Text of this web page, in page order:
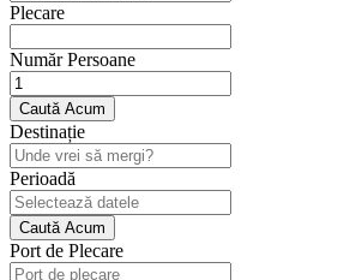
Plecare
Număr Persoane
Caută Acum
Destinație
Perioadă
Caută Acum
Port de Plecare